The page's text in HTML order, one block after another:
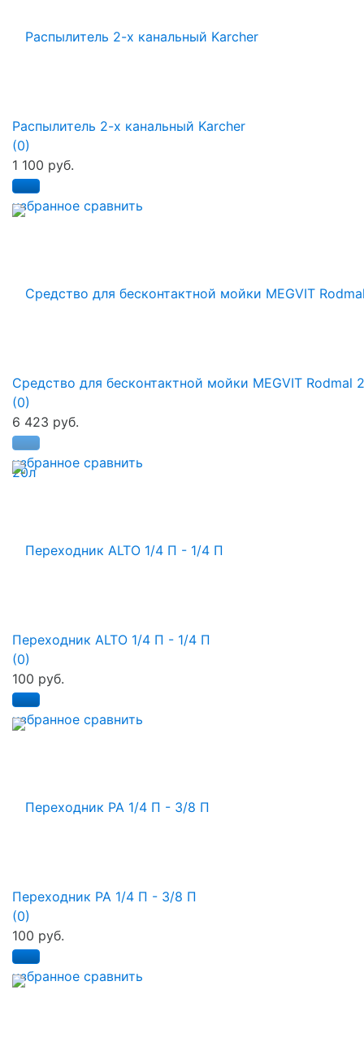
избранное сравнить
Распылитель 2-х канальный Karcher
(0)
1 100 руб.
избранное сравнить
Средство для бесконтактной мойки MEGVIT Rodmal
(0)
6 423 руб.
избранное сравнить
Переходник ALTO 1/4 П - 1/4 П
(0)
100 руб.
избранное сравнить
Переходник РА 1/4 П - 3/8 П
(0)
100 руб.